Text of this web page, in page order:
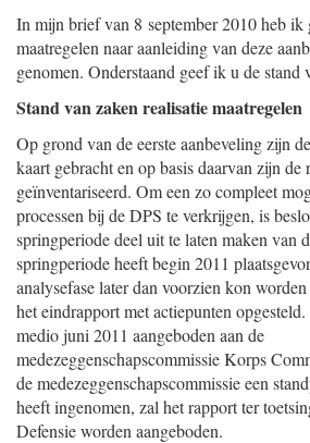
In mijn brief van 8 september 2010 heb ik
maatregelen naar aanleiding van deze
genomen. Onderstaand geef ik u de stand
Stand van zaken realisatie maatregelen
Op grond van de eerste aanbeveling zijn
kaart gebracht en op basis daarvan zijn de
geïnventariseerd. Om een zo compleet
processen bij de DPS te verkrijgen, is
springperiode deel uit te laten maken van
springperiode heeft begin 2011
analysefase later dan voorzien kon
het eindrapport met actiepunten
medio juni 2011 aangeboden aan de
medezeggenschapscommissie Korps
de medezeggenschapscommissie een
heeft ingenomen, zal het rapport ter
Defensie worden aangeboden.